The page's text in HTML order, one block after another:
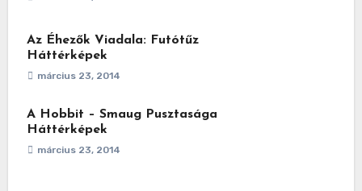
Az Éhezők Viadala: Futótűz
Háttérképek
március 23, 2014
A Hobbit – Smaug Pusztasága
Háttérképek
március 23, 2014